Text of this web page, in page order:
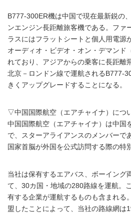
B777-300ER機は中国で現在最新鋭の
ンエンジン長距離旅客機である。ファ
ラスにはフラットシートと個人用電源
オーディオ・ビデオ・オン・デマンド
れており、アジアからの乗客に長距離
北京－ロンドン線で運航されるB777-
きくアップグレードすることになる。
▽中国国際航空（エアチャイナ）につ
中国国際航空（エアチャイナ）は中国
で、スターアライアンスのメンバーで
国家首脳が外国を公式訪問する際の特
当社は保有するエアバス、ボーイング
て、30カ国・地域の280路線を運航。
有する企業が運航するものも含まれる
盟したことによって、当社の路線網は